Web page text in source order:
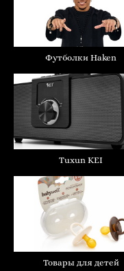
Футболки Haken
Tuxun KEI
Товары для детей